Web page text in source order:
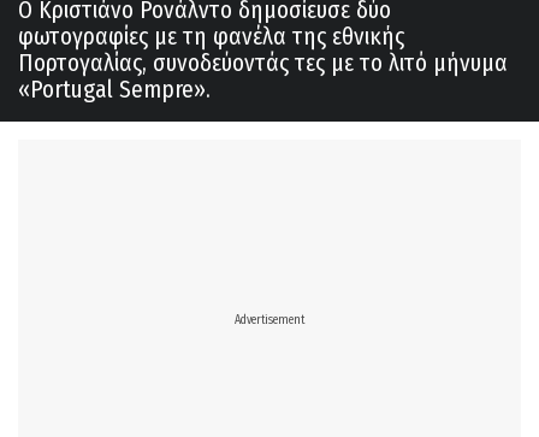
Ο Κριστιάνο Ρονάλντο δημοσίευσε δύο
φωτογραφίες με τη φανέλα της εθνικής
Πορτογαλίας, συνοδεύοντάς τες με το λιτό μήνυμα
«Portugal Sempre».